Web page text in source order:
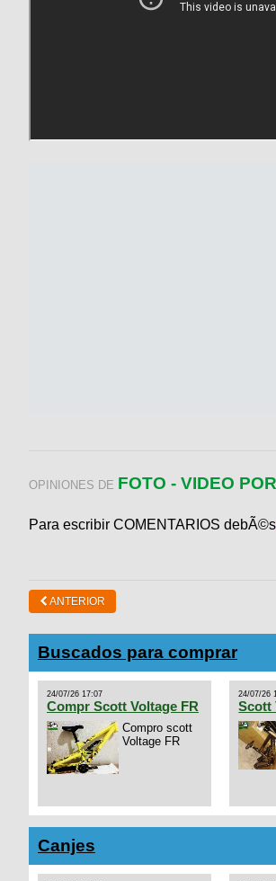
OPINIONES DE FOTO - VIDEO
Para escribir COMENTARIOS debÃ©s
ANTERIOR
Buscados para comprar
24/07/26 17:07
Compr Scott Voltage FR
Compro scott
Voltage FR
24/07/26
Scott
Canjes